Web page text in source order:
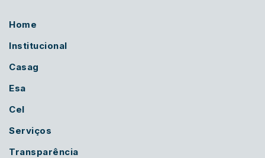
Home
Institucional
Casag
Esa
Cel
Serviços
Transparência